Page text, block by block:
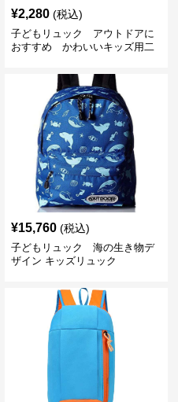
¥2,280 (税込)
子どもリュック アウトドアに
おすすめ かわいいキッズ用二
¥15,760 (税込)
子どもリュック 海の生き物デ
ザイン キッズリュック